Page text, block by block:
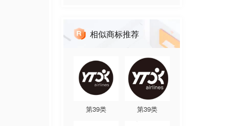
相似商标推荐
第39类 第39类